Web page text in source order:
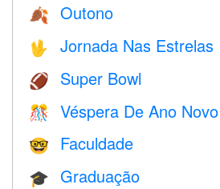
🍂 Outono
🖖 Jornada Nas Estrelas
🏈 Super Bowl
🎊 Véspera De Ano Novo
🤓 Faculdade
🎓 Graduação